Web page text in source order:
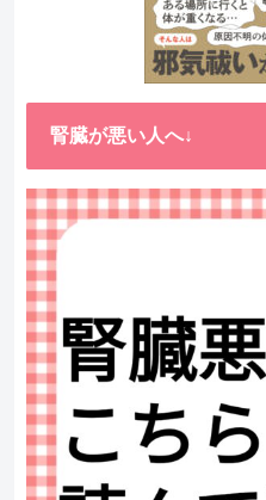
腎臓が悪い人へ↓